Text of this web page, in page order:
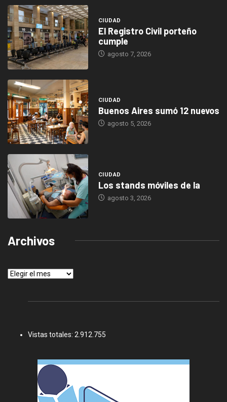
CIUDAD
El Registro Civil porteño
cumple
agosto 7, 2026
CIUDAD
Buenos Aires sumó 12 nuevos
agosto 5, 2026
CIUDAD
Los stands móviles de la
agosto 3, 2026
Archivos
Archivos
Vistas totales: 2.912.755